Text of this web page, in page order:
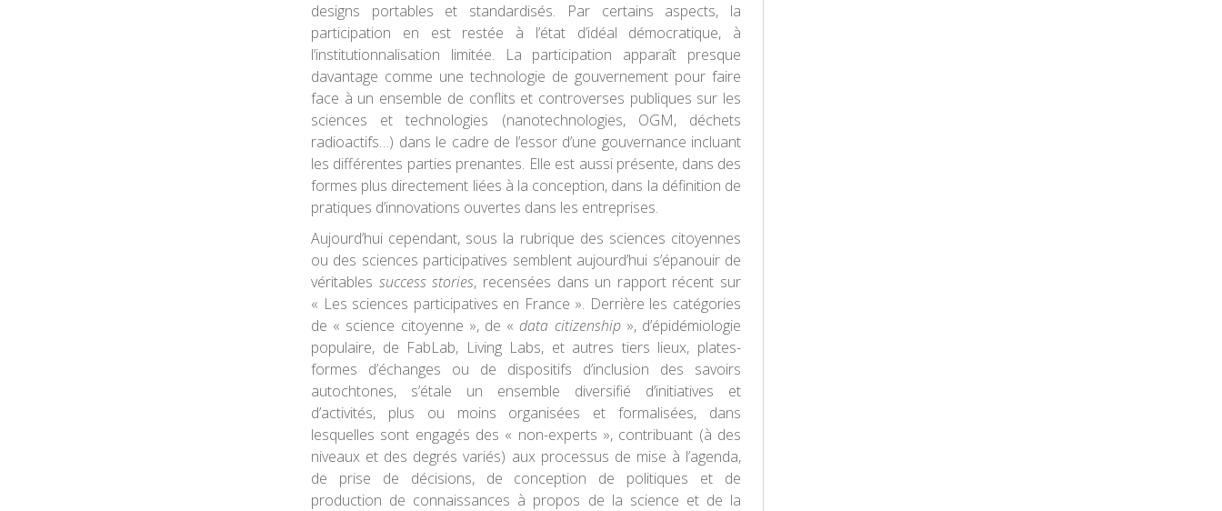
designs portables et standardisés. Par certains aspects, la
participation en est restée à l’état d’idéal démocratique, à
l’institutionnalisation limitée. La participation apparaît presque
davantage comme une technologie de gouvernement pour faire
face à un ensemble de conflits et controverses publiques sur les
sciences et technologies (nanotechnologies, OGM, déchets
radioactifs…) dans le cadre de l’essor d’une gouvernance incluant
les différentes parties prenantes. Elle est aussi présente, dans des
formes plus directement liées à la conception, dans la définition de
pratiques d’innovations ouvertes dans les entreprises.
Aujourd’hui cependant, sous la rubrique des sciences citoyennes
ou des sciences participatives semblent aujourd’hui s’épanouir de
véritables success stories, recensées dans un rapport récent sur
« Les sciences participatives en France ». Derrière les catégories
de « science citoyenne », de «data citizenship», d’épidémiologie
populaire, de FabLab, Living Labs, et autres tiers lieux, plates-
formes d’échanges ou de dispositifs d’inclusion des savoirs
autochtones, s’étale un ensemble diversifié d’initiatives et
d’activités, plus ou moins organisées et formalisées, dans
lesquelles sont engagés des « non-experts », contribuant (à des
niveaux et des degrés variés) aux processus de mise à l’agenda,
de prise de décisions, de conception de politiques et de
production de connaissances à propos de la science et de la